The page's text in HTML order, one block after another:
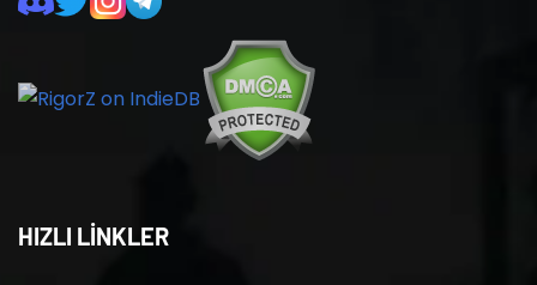
HIZLI LİNKLER